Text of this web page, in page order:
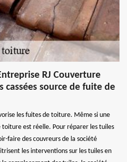
RJ Couverture
cassées source de fuite de
les fuites de toiture. Même si une
toiture est réelle. Pour réparer les tuiles
faire des couvreurs de la société
les interventions sur les tuiles en